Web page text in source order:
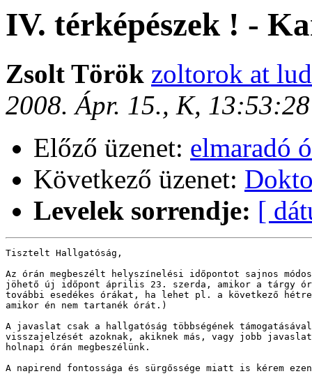
IV. térképészek ! -
Zsolt Török zoltorok at
2008. Ápr. 15., K,
Előző üzenet: elmaradó
Következő üzenet:
Levelek sorrendje: [
Tisztelt Hallgatóság,
Az órán megbeszélt helyszínelési időpontot sajnos
jöhető új időpont április 23. szerda, amikor a tárgy
további esedékes órákat, ha lehet pl. a következő
amikor én nem tartanék órát.)
A javaslat csak a hallgatóság többségének
visszajelzését azoknak, akiknek más, vagy jobb
holnapi órán megbeszélünk.
A napirend fontossága és sürgőssége miatt is kérem